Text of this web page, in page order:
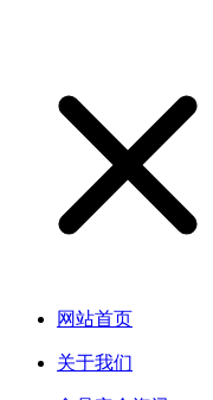
网站首页
关于我们